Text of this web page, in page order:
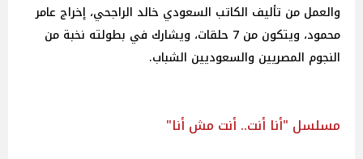
والعمل من تأليف الكاتب السعودي خالد الراجحي، إخراج عامر
محمود، ويتكون من 7 حلقات، ويشارك في بطولته نخبة من
النجوم المصريين والسعوديين الشباب.
مسلسل "أنا أنت.. أنت مش أنا"